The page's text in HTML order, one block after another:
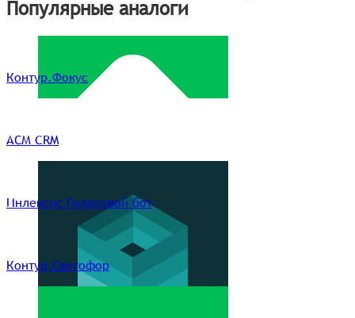
Популярные аналоги
Контур.Фокус
АСМ CRM
Инлексис Голосовой бот
Контур.Светофор